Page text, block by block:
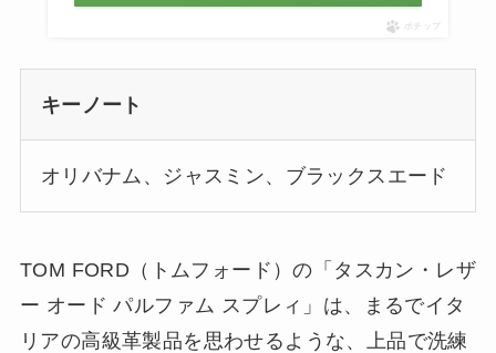
ポチップ
キーノート
オリバナム、ジャスミン、ブラックスエード
TOM FORD（トムフォード）の「タスカン・レザ
ー オード パルファム スプレィ」は、まるでイタ
リアの高級革製品を思わせるような、上品で洗練